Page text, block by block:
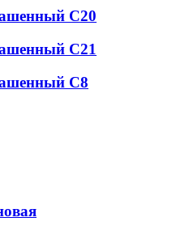
С20
С21
С8